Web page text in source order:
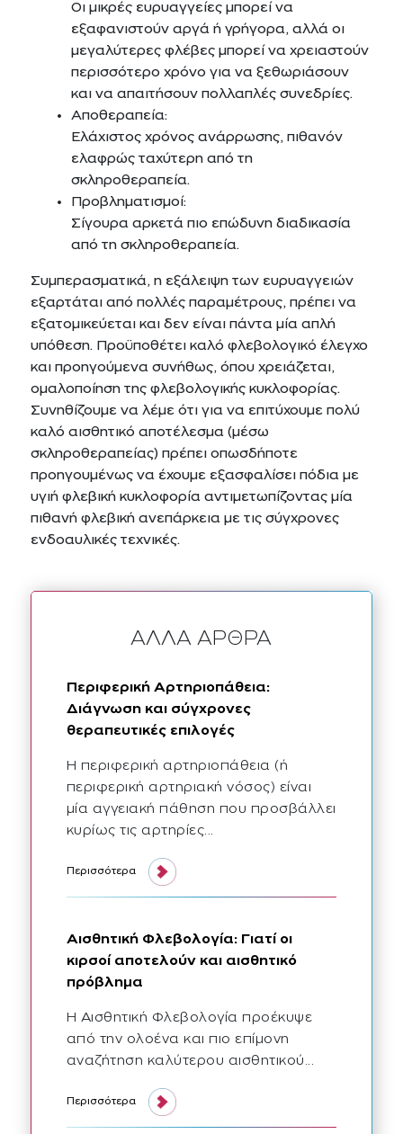
ΆΛΛΑ ΆΡΘΡΑ
Περιφερική Αρτηριοπάθεια:
Διάγνωση και σύγχρονες
θεραπευτικές επιλογές
Η περιφερική αρτηριοπάθεια (ή
περιφερική αρτηριακή νόσος) είναι
μία αγγειακή πάθηση που προσβάλλει
κυρίως τις αρτηρίες...
περιφερική αρτηριοπάθεια διάγνωση και σύγχρονες
Περισσότερα
Αισθητική Φλεβολογία: Γιατί οι
κιρσοί αποτελούν και αισθητικό
πρόβλημα
Η Αισθητική Φλεβολογία προέκυψε
από την ολοένα και πιο επίμονη
αναζήτηση καλύτερου αισθητικού...
αισθητική φλεβολογία γιατί οι κιρσοί αποτελούν και
Περισσότερα
Οι μικρές ευρυαγγείες μπορεί να
εξαφανιστούν αργά ή γρήγορα, αλλά οι
μεγαλύτερες φλέβες μπορεί να χρειαστούν
περισσότερο χρόνο για να ξεθωριάσουν
και να απαιτήσουν πολλαπλές συνεδρίες.
Αποθεραπεία:
Ελάχιστος χρόνος ανάρρωσης, πιθανόν
ελαφρώς ταχύτερη από τη
σκληροθεραπεία.
Προβληματισμοί:
Σίγουρα αρκετά πιο επώδυνη διαδικασία
από τη σκληροθεραπεία.
Συμπερασματικά, η εξάλειψη των ευρυαγγειών
εξαρτάται από πολλές παραμέτρους, πρέπει να
εξατομικεύεται και δεν είναι πάντα μία απλή
υπόθεση. Προϋποθέτει καλό φλεβολογικό έλεγχο
και προηγούμενα συνήθως, όπου χρειάζεται,
ομαλοποίηση της φλεβολογικής κυκλοφορίας.
Συνηθίζουμε να λέμε ότι για να επιτύχουμε πολύ
καλό αισθητικό αποτέλεσμα (μέσω
σκληροθεραπείας) πρέπει οπωσδήποτε
προηγουμένως να έχουμε εξασφαλίσει πόδια με
υγιή φλεβική κυκλοφορία αντιμετωπίζοντας μία
πιθανή φλεβική ανεπάρκεια με τις σύγχρονες
ενδοαυλικές τεχνικές.